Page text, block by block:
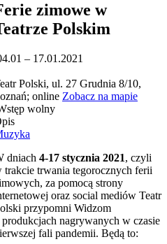
zimowe w
Polskim
– 17.01.2021
Polski, ul. 27 Grudnia 8/10,
online Zobacz na mapie
wolny
dniach 4-17 stycznia 2021, czyli
trakcie trwania tegorocznych ferii
za pomocą strony
oraz social mediów Teatr
przypomni Widzom
produkcjach nagrywanych w czasie
fali pandemii. Będą to: